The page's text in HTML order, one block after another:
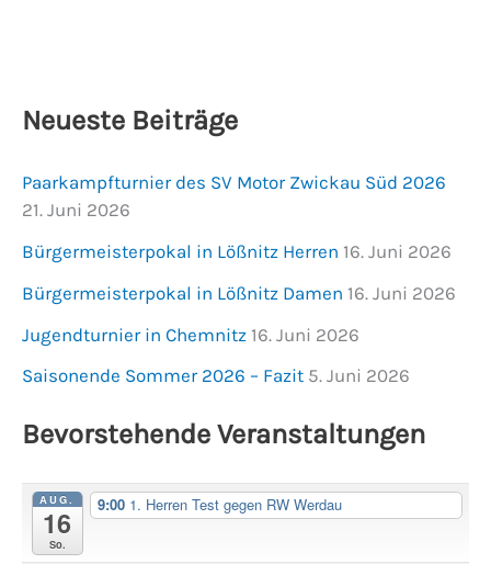
Neueste Beiträge
Paarkampfturnier des SV Motor Zwickau Süd 2026
21. Juni 2026
Bürgermeisterpokal in Lößnitz Herren 16. Juni 2026
Bürgermeisterpokal in Lößnitz Damen 16. Juni 2026
Jugendturnier in Chemnitz 16. Juni 2026
Saisonende Sommer 2026 – Fazit 5. Juni 2026
Bevorstehende Veranstaltungen
AUG.
16
So.
9:00 1. Herren Test gegen RW Werdau